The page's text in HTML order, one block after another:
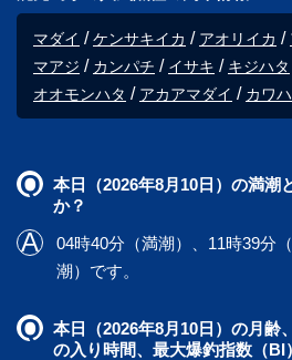
マダイ ケンサキイカ アオリイカ
マアジ
カンパチ イサキ キジハタ
オオモンハタ
アカアマダイ カワ
本日（2026年8月10日）の満潮
か？
04時40分（満潮）、11時39分
潮）です。
本日（2026年8月10日）の月齢
の入り時間、最大爆釣指数（BI